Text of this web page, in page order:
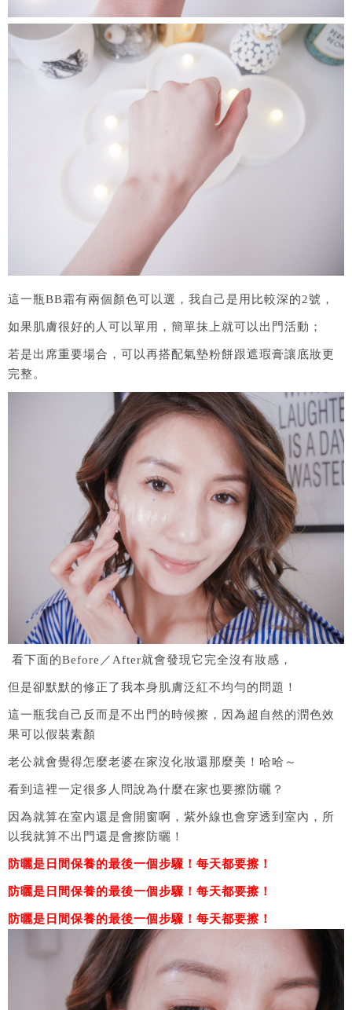
這一瓶BB霜有兩個顏色可以選，我自己是用比較深的2號，
如果肌膚很好的人可以單用，簡單抹上就可以出門活動；
若是出席重要場合，可以再搭配氣墊粉餅跟遮瑕膏讓底妝更
完整。
看下面的Before／After就會發現它完全沒有妝感，
但是卻默默的修正了我本身肌膚泛紅不均勻的問題！
這一瓶我自己反而是不出門的時候擦，因為超自然的潤色效
果可以假裝素顏
老公就會覺得怎麼老婆在家沒化妝還那麼美！哈哈～
看到這裡一定很多人問說為什麼在家也要擦防曬？
因為就算在室內還是會開窗啊，紫外線也會穿透到室內，所
以我就算不出門還是會擦防曬！
防曬是日間保養的最後一個步驟！每天都要擦！
防曬是日間保養的最後一個步驟！每天都要擦！
防曬是日間保養的最後一個步驟！每天都要擦！